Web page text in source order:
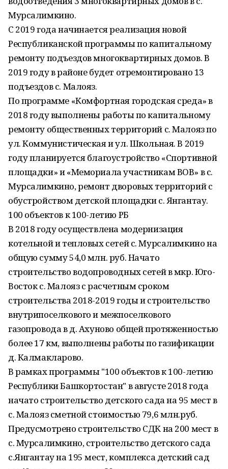
Мурсалимкино.
С 2019 года начинается реализация новой
Республиканской программы по капитальному
ремонту подъездов многоквартирных домов. В
2019 году в районе будет отремонтировано 13
подъездов с. Малояз.
По программе «Комфортная городская среда» в
2018 году выполнены работы по капитальному
ремонту общественных территорий с. Малояз по
ул. Коммунистическая и ул. Школьная. В 2019
году планируется благоустройство «Спортивной
площадки» и «Мемориала участникам ВОВ» в с.
Мурсалимкино, ремонт дворовых территорий с
обустройством детской площадки с. Янгантау.
100 объектов к 100-летию РБ
В 2018 году осуществлена модернизация
котельной и тепловых сетей с. Мурсалимкино на
общую сумму 54,0 млн. руб. Начато
строительство водопроводных сетей в мкр. Юго-
Восток с. Малояз с расчетным сроком
строительства 2018-2019 годы и строительство
внутрипоселкового и межпоселкового
газопровода в д. Ахуново общей протяженностью
более 17 км, выполнены работы по газификации
д. Калмакларово.
В рамках программы "100 объектов к 100-летию
Республики Башкортостан" в августе 2018 года
начато строительство детского сада на 95 мест в
с. Малояз сметной стоимостью 79,6 млн.руб.
Предусмотрено строительство СДК на 200 мест в
с. Мурсалимкино, строительство детского сада
с.Янгантау на 195 мест, комплекса детский сад